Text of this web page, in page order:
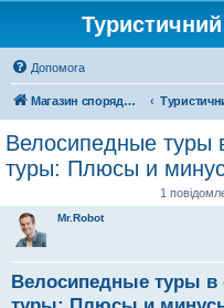
Допомога
Магазин спорядження
Велосипедные туры
туры: Плюсы и
1
Mr.Robot
Велосипедные туры в